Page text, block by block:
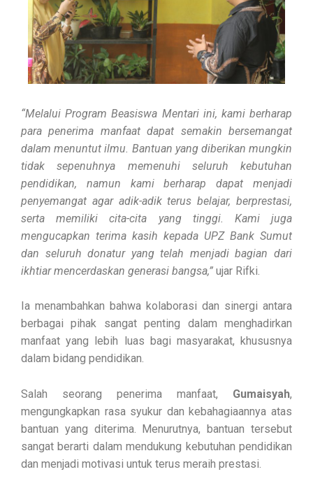
“Melalui Program Beasiswa Mentari ini, kami berharap
para penerima manfaat dapat semakin bersemangat
dalam menuntut ilmu. Bantuan yang diberikan mungkin
tidak sepenuhnya memenuhi seluruh kebutuhan
pendidikan, namun kami berharap dapat menjadi
penyemangat agar adik-adik terus belajar, berprestasi,
serta memiliki cita-cita yang tinggi. Kami juga
mengucapkan terima kasih kepada UPZ Bank Sumut
dan seluruh donatur yang telah menjadi bagian dari
ikhtiar mencerdaskan generasi bangsa,” ujar Rifki.
Ia menambahkan bahwa kolaborasi dan sinergi antara
berbagai pihak sangat penting dalam menghadirkan
manfaat yang lebih luas bagi masyarakat, khususnya
dalam bidang pendidikan.
Salah seorang penerima manfaat, Gumaisyah,
mengungkapkan rasa syukur dan kebahagiaannya atas
bantuan yang diterima. Menurutnya, bantuan tersebut
sangat berarti dalam mendukung kebutuhan pendidikan
dan menjadi motivasi untuk terus meraih prestasi.